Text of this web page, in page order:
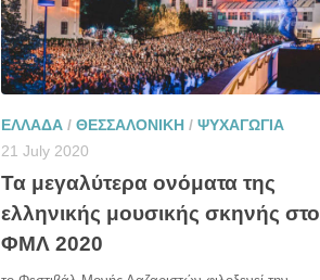
ΕΛΛΑΔΑ / ΘΕΣΣΑΛΟΝΙΚΗ / ΨΥΧΑΓΩΓΙΑ
21 July 2020
Τα μεγαλύτερα ονόματα της
ελληνικής μουσικής σκηνής στο
ΦΜΛ 2020